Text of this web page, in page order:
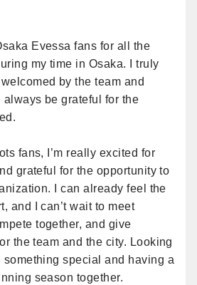
Evessa fans for all the
my time in Osaka. I truly
by the team and
always be grateful for the
fans, I’m really excited for
grateful for the opportunity to
I can already feel the
and I can’t wait to meet
together, and give
the team and the city. Looking
special and having a
season together.